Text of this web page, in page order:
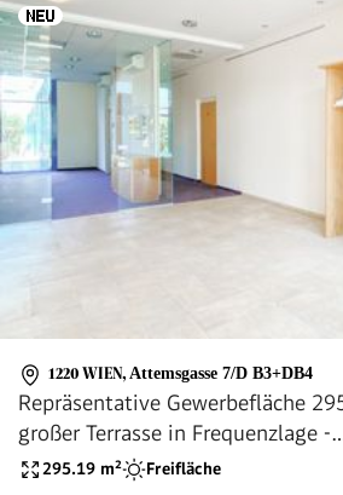
1220 WIEN, Attemsgasse 7/D B3+DB4
Repräsentative Gewerbefläche
großer Terrasse in Frequenzlage -
Attemsgasse 7 | 1220 Wien
295.19 m² Freifläche